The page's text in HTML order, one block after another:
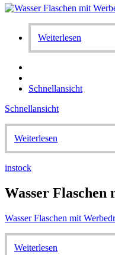
Weiterlesen
Schnellansicht
Schnellansicht
Weiterlesen
instock
Wasser
Wasser Flaschen mit
Weiterlesen